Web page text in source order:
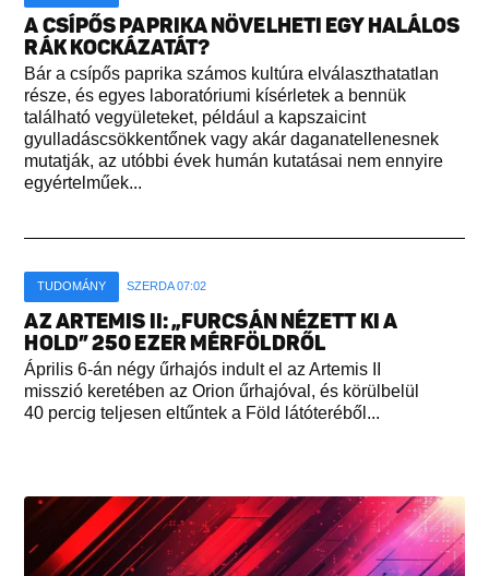
A CSÍPŐS PAPRIKA NÖVELHETI EGY HALÁLOS
RÁK KOCKÁZATÁT?
Bár a csípős paprika számos kultúra elválaszthatatlan
része, és egyes laboratóriumi kísérletek a bennük
található vegyületeket, például a kapszaicint
gyulladáscsökkentőnek vagy akár daganatellenesnek
mutatják, az utóbbi évek humán kutatásai nem ennyire
egyértelműek...
TUDOMÁNY SZERDA 07:02
AZ ARTEMIS II: „FURCSÁN NÉZETT KI A
HOLD” 250 EZER MÉRFÖLDRŐL
Április 6-án négy űrhajós indult el az Artemis II
misszió keretében az Orion űrhajóval, és körülbelül
40 percig teljesen eltűntek a Föld látóteréből...